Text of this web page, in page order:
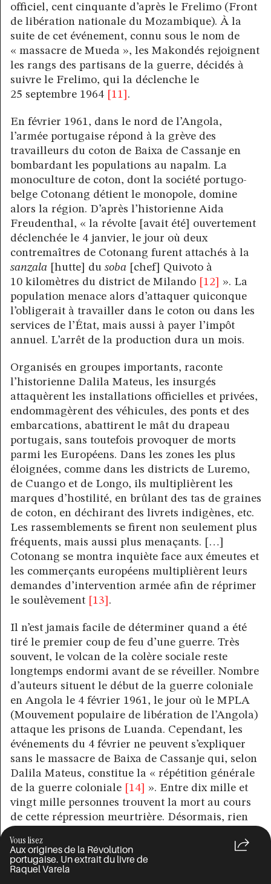
Vous lisez
Aux origines de la Révolution
portugaise. Un extrait du livre de
Raquel Varela
officiel, cent cinquante d’après le Frelimo (Front
de libération nationale du Mozambique). À la
suite de cet événement, connu sous le nom de
« massacre de Mueda », les Makondés rejoignent
les rangs des partisans de la guerre, décidés à
suivre le Frelimo, qui la déclenche le
25 septembre 1964 [11] .
En février 1961, dans le nord de l’Angola,
l’armée portugaise répond à la grève des
travailleurs du coton de Baixa de Cassanje en
bombardant les populations au napalm. La
monoculture de coton, dont la société portugo-
belge Cotonang détient le monopole, domine
alors la région. D’après l’historienne Aida
Freudenthal, « la révolte [avait été] ouvertement
déclenchée le 4 janvier, le jour où deux
contremaîtres de Cotonang furent attachés à la
sanzala [hutte] du soba [chef] Quivoto à
10 kilomètres du district de Milando [12] ». La
population menace alors d’attaquer quiconque
l’obligerait à travailler dans le coton ou dans les
services de l’État, mais aussi à payer l’impôt
annuel. L’arrêt de la production dura un mois.
Organisés en groupes importants, raconte
l’historienne Dalila Mateus, les insurgés
attaquèrent les installations officielles et privées,
endommagèrent des véhicules, des ponts et des
embarcations, abattirent le mât du drapeau
portugais, sans toutefois provoquer de morts
parmi les Européens. Dans les zones les plus
éloignées, comme dans les districts de Luremo,
de Cuango et de Longo, ils multiplièrent les
marques d’hostilité, en brûlant des tas de graines
de coton, en déchirant des livrets indigènes, etc.
Les rassemblements se firent non seulement plus
fréquents, mais aussi plus menaçants. […]
Cotonang se montra inquiète face aux émeutes et
les commerçants européens multiplièrent leurs
demandes d’intervention armée afin de réprimer
le soulèvement [13] .
Il n’est jamais facile de déterminer quand a été
tiré le premier coup de feu d’une guerre. Très
souvent, le volcan de la colère sociale reste
longtemps endormi avant de se réveiller. Nombre
d’auteurs situent le début de la guerre coloniale
en Angola le 4 février 1961, le jour où le MPLA
(Mouvement populaire de libération de l’Angola)
attaque les prisons de Luanda. Cependant, les
événements du 4 février ne peuvent s’expliquer
sans le massacre de Baixa de Cassanje qui, selon
Dalila Mateus, constitue la « répétition générale
de la guerre coloniale
[14]
». Entre dix mille et
vingt mille personnes trouvent la mort au cours
de cette répression meurtrière. Désormais, rien
affronterait, treize ans durant, une guerre de
résistance.